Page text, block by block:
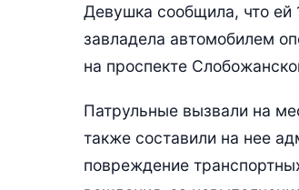
Девушка сообщила, что ей
завладела автомобилем
на проспекте
Патрульные вызвали на
также составили на нее
повреждение